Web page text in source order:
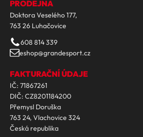
PRODEJNA
Doktora Veselého 177,
763 26 Luhačovice
608 814 339
eshop@grandesport.cz
FAKTURAČNÍ ÚDAJE
IČ: 71867261
DIČ: CZ8201184200
Přemysl Doruška
763 24, Vlachovice 324
Česká republika